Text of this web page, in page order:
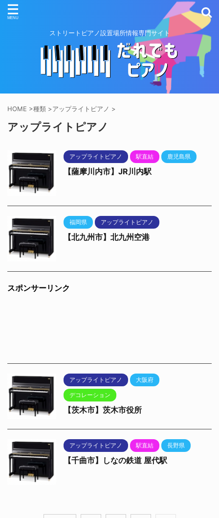
ストリートピアノ設置場所情報専門サイト
HOME >種類 >アップライトピアノ >
アップライトピアノ
アップライトピアノ 駅直結 鹿児島県
【薩摩川内市】JR川内駅
福岡県 アップライトピアノ
【北九州市】北九州空港
スポンサーリンク
アップライトピアノ 大阪府
デコレーション
【茨木市】茨木市役所
アップライトピアノ 駅直結 長野県
【千曲市】しなの鉄道 屋代駅